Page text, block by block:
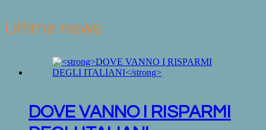
Ultime news
DOVE VANNO I RISPARMI